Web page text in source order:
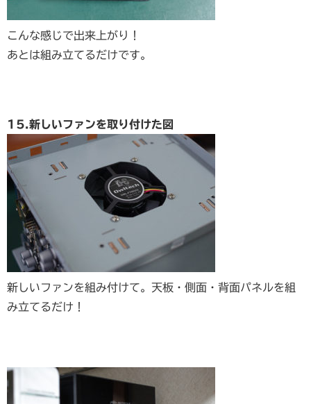
こんな感じで出来上がり！
あとは組み立てるだけです。
15.新しいファンを取り付けた図
新しいファンを組み付けて。天板・側面・背面パネルを組
み立てるだけ！